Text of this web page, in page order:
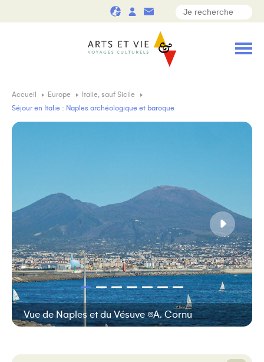
Accueil Europe
Italie, sauf Sicile
Séjour en Italie : Naples archéologique et baroque
Vue de Naples et du Vésuve ©A. Cornu